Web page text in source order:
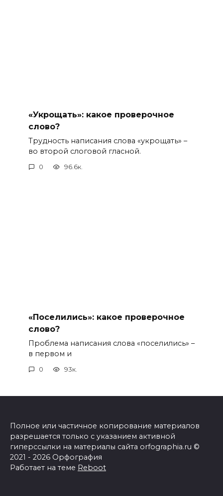
«Укрощать»: какое проверочное
слово?
Трудность написания слова «укрощать» –
во второй слоговой гласной.
0 96.6к.
«Поселились»: какое проверочное
слово?
Проблема написания слова «поселились» –
в первом и
0 93к.
Полное или частичное копирование материалов
разрешается только с указанием активной
гиперссылки на материалы сайта orfographia.ru ©
2021 - 2026 Орфография
Работает на теме Reboot